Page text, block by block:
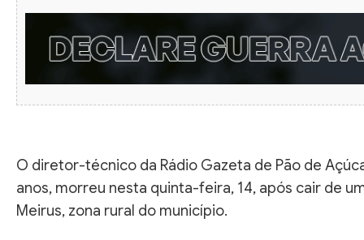
O diretor-técnico da Rádio Gazeta de Pão de
anos, morreu nesta quinta-feira, 14, após cair de
Meirus, zona rural do município.